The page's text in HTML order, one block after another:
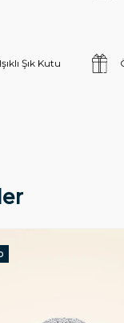
Işıklı Şık Kutu